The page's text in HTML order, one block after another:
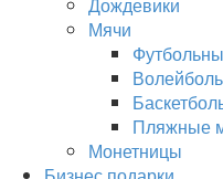
Мячи
Пляжные
Монетницы